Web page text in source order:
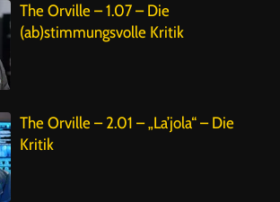
The Orville – 1.07 – Die
(ab)stimmungsvolle Kritik
The Orville – 2.01 – „La’jola“ – Die
Kritik